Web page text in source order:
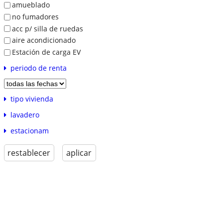
amueblado
no fumadores
acc p/ silla de ruedas
aire acondicionado
Estación de carga EV
periodo de renta
tipo vivienda
lavadero
estacionam
restablecer aplicar